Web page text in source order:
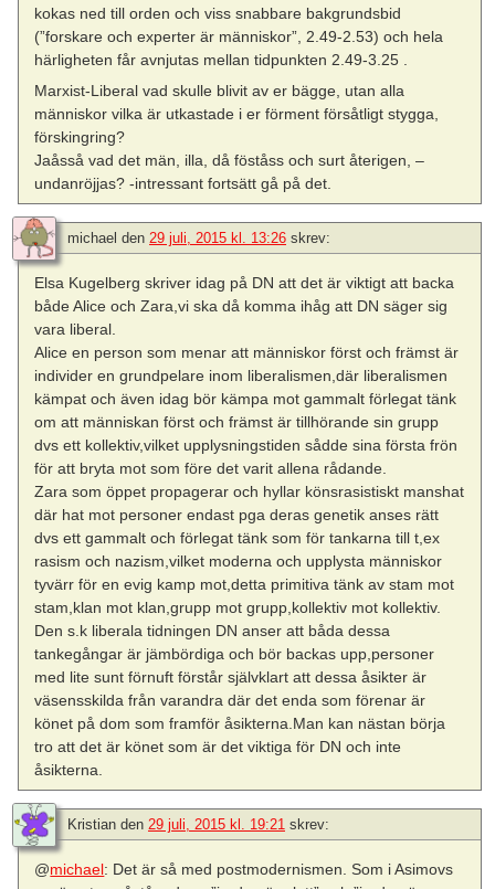
kokas ned till orden och viss snabbare bakgrundsbid
(”forskare och experter är människor”, 2.49-2.53) och hela
härligheten får avnjutas mellan tidpunkten 2.49-3.25 .
Marxist-Liberal vad skulle blivit av er bägge, utan alla
människor vilka är utkastade i er förment försåtligt stygga,
förskingring?
Jaåsså vad det män, illa, då föståss och surt återigen, –
undanröjjas? -intressant fortsätt gå på det.
michael den 29 juli, 2015 kl. 13:26 skrev:
Elsa Kugelberg skriver idag på DN att det är viktigt att backa
både Alice och Zara,vi ska då komma ihåg att DN säger sig
vara liberal.
Alice en person som menar att människor först och främst är
individer en grundpelare inom liberalismen,där liberalismen
kämpat och även idag bör kämpa mot gammalt förlegat tänk
om att människan först och främst är tillhörande sin grupp
dvs ett kollektiv,vilket upplysningstiden sådde sina första frön
för att bryta mot som före det varit allena rådande.
Zara som öppet propagerar och hyllar könsrasistiskt manshat
där hat mot personer endast pga deras genetik anses rätt
dvs ett gammalt och förlegat tänk som för tankarna till t,ex
rasism och nazism,vilket moderna och upplysta människor
tyvärr för en evig kamp mot,detta primitiva tänk av stam mot
stam,klan mot klan,grupp mot grupp,kollektiv mot kollektiv.
Den s.k liberala tidningen DN anser att båda dessa
tankegångar är jämbördiga och bör backas upp,personer
med lite sunt förnuft förstår självklart att dessa åsikter är
väsensskilda från varandra där det enda som förenar är
könet på dom som framför åsikterna.Man kan nästan börja
tro att det är könet som är det viktiga för DN och inte
åsikterna.
Kristian den 29 juli, 2015 kl. 19:21 skrev:
@michael: Det är så med postmodernismen. Som i Asimovs